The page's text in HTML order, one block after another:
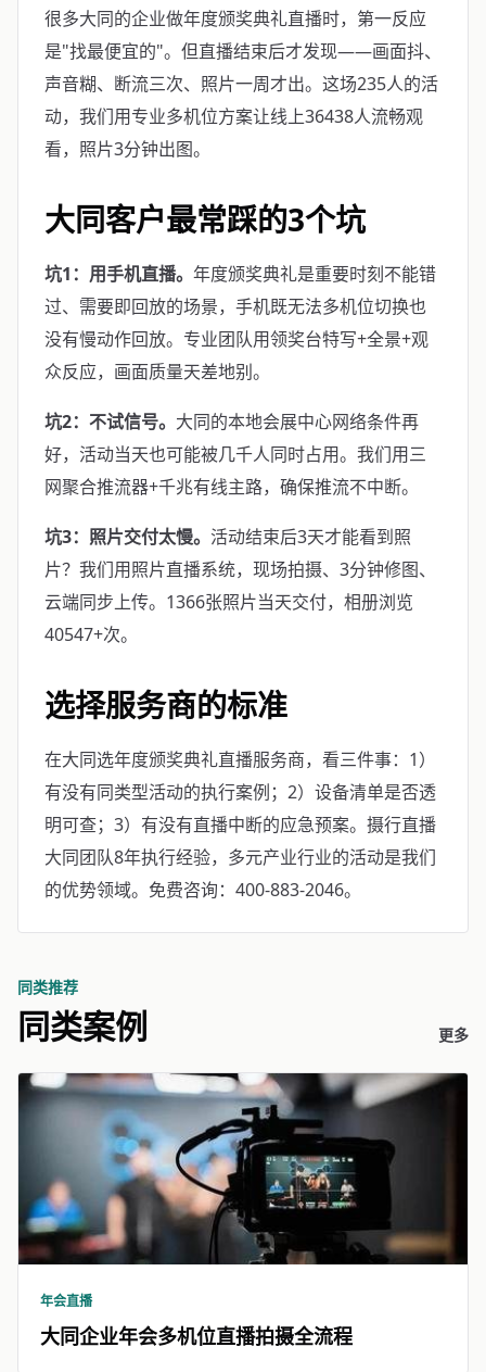
很多大同的企业做年度颁奖典礼直播时，第一反应
是"找最便宜的"。但直播结束后才发现——画面抖、
声音糊、断流三次、照片一周才出。这场235人的活
动，我们用专业多机位方案让线上36438人流畅观
看，照片3分钟出图。
大同客户最常踩的3个坑
坑1：用手机直播。 年度颁奖典礼是重要时刻不能错
过、需要即回放的场景，手机既无法多机位切换也
没有慢动作回放。专业团队用领奖台特写+全景+观
众反应，画面质量天差地别。
坑2：不试信号。 大同的本地会展中心网络条件再
好，活动当天也可能被几千人同时占用。我们用三
网聚合推流器+千兆有线主路，确保推流不中断。
坑3：照片交付太慢。 活动结束后3天才能看到照
片？我们用照片直播系统，现场拍摄、3分钟修图、
云端同步上传。1366张照片当天交付，相册浏览
40547+次。
选择服务商的标准
在大同选年度颁奖典礼直播服务商，看三件事：1）
有没有同类型活动的执行案例；2）设备清单是否透
明可查；3）有没有直播中断的应急预案。摄行直播
大同团队8年执行经验，多元产业行业的活动是我们
的优势领域。免费咨询：400-883-2046。
同类推荐
同类案例 更多
年会直播
大同企业年会多机位直播拍摄全流程